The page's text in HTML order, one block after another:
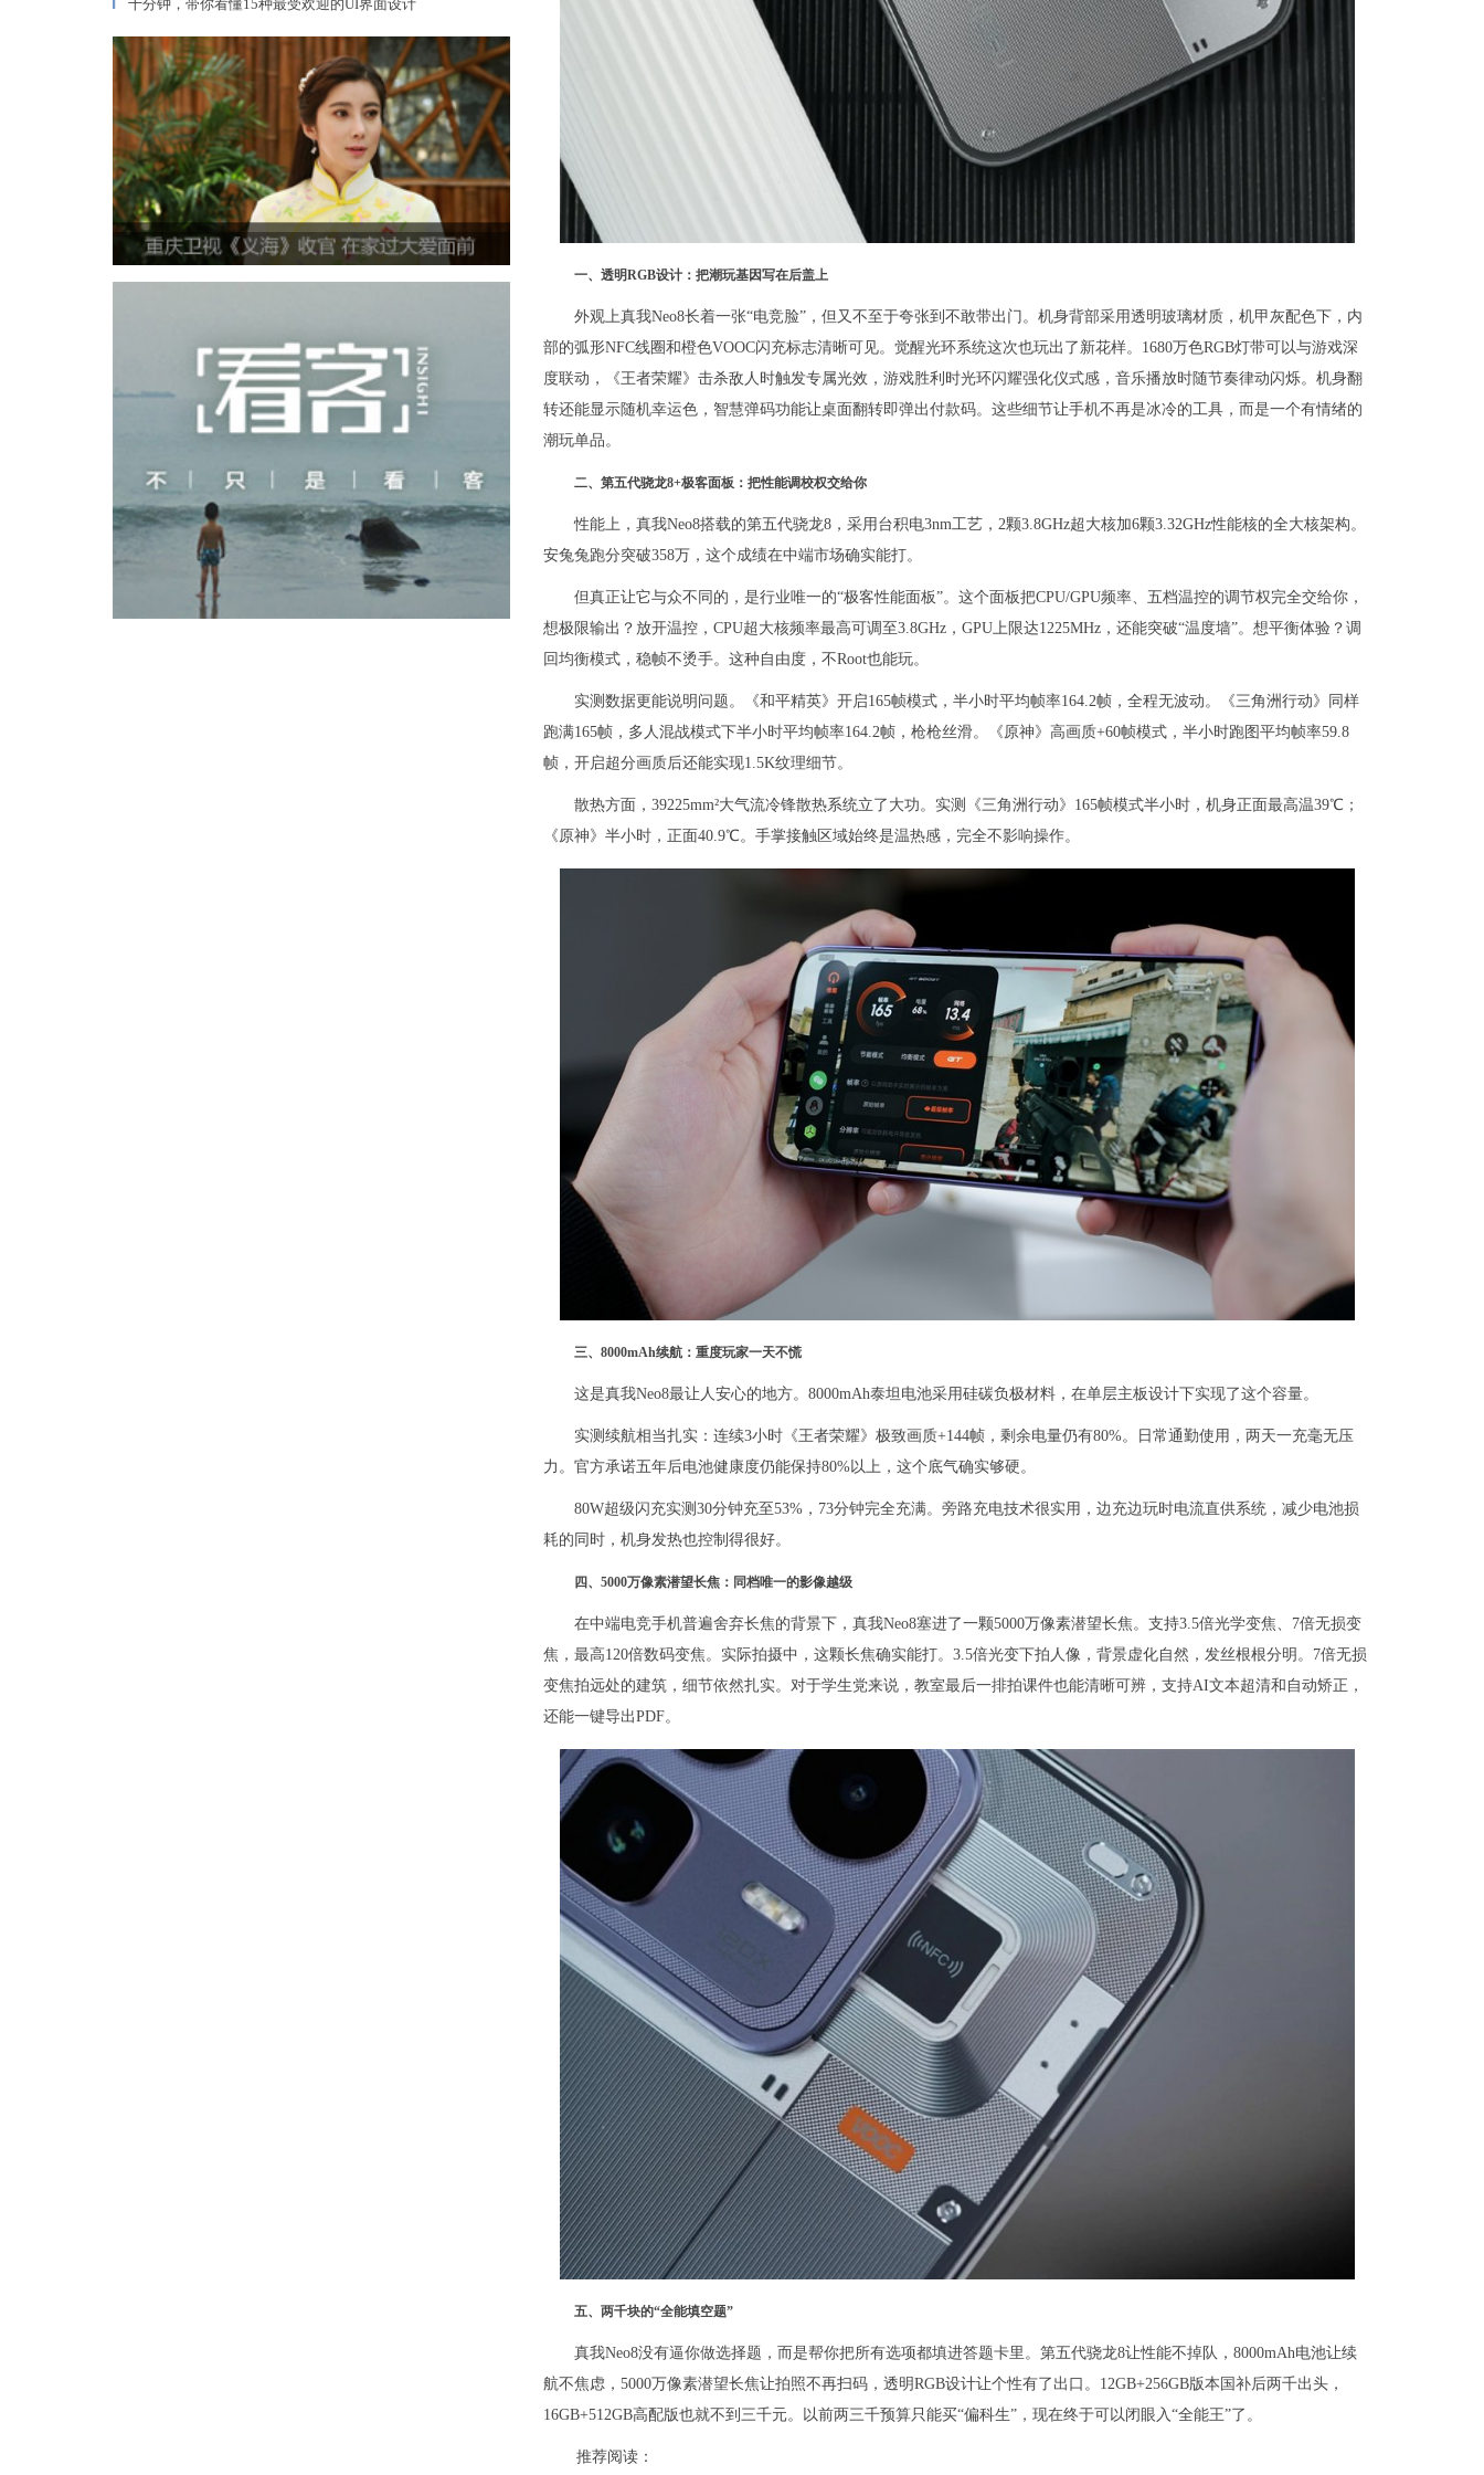
▎ 十分钟，带你看懂15种最受欢迎的UI界面设计
一、透明RGB设计：把潮玩基因写在后盖上
外观上真我Neo8长着一张“电竞脸”，但又不至于夸张到不敢带出门。机身背部采用透明玻璃材质，机甲灰配色下，内
部的弧形NFC线圈和橙色VOOC闪充标志清晰可见。觉醒光环系统这次也玩出了新花样。1680万色RGB灯带可以与游戏深
度联动，《王者荣耀》击杀敌人时触发专属光效，游戏胜利时光环闪耀强化仪式感，音乐播放时随节奏律动闪烁。机身翻
转还能显示随机幸运色，智慧弹码功能让桌面翻转即弹出付款码。这些细节让手机不再是冰冷的工具，而是一个有情绪的
潮玩单品。
二、第五代骁龙8+极客面板：把性能调校权交给你
性能上，真我Neo8搭载的第五代骁龙8，采用台积电3nm工艺，2颗3.8GHz超大核加6颗3.32GHz性能核的全大核架构。
安兔兔跑分突破358万，这个成绩在中端市场确实能打。
但真正让它与众不同的，是行业唯一的“极客性能面板”。这个面板把CPU/GPU频率、五档温控的调节权完全交给你，
想极限输出？放开温控，CPU超大核频率最高可调至3.8GHz，GPU上限达1225MHz，还能突破“温度墙”。想平衡体验？调
回均衡模式，稳帧不烫手。这种自由度，不Root也能玩。
实测数据更能说明问题。《和平精英》开启165帧模式，半小时平均帧率164.2帧，全程无波动。《三角洲行动》同样
跑满165帧，多人混战模式下半小时平均帧率164.2帧，枪枪丝滑。《原神》高画质+60帧模式，半小时跑图平均帧率59.8
帧，开启超分画质后还能实现1.5K纹理细节。
散热方面，39225mm²大气流冷锋散热系统立了大功。实测《三角洲行动》165帧模式半小时，机身正面最高温39℃；
《原神》半小时，正面40.9℃。手掌接触区域始终是温热感，完全不影响操作。
三、8000mAh续航：重度玩家一天不慌
这是真我Neo8最让人安心的地方。8000mAh泰坦电池采用硅碳负极材料，在单层主板设计下实现了这个容量。
实测续航相当扎实：连续3小时《王者荣耀》极致画质+144帧，剩余电量仍有80%。日常通勤使用，两天一充毫无压
力。官方承诺五年后电池健康度仍能保持80%以上，这个底气确实够硬。
80W超级闪充实测30分钟充至53%，73分钟完全充满。旁路充电技术很实用，边充边玩时电流直供系统，减少电池损
耗的同时，机身发热也控制得很好。
四、5000万像素潜望长焦：同档唯一的影像越级
在中端电竞手机普遍舍弃长焦的背景下，真我Neo8塞进了一颗5000万像素潜望长焦。支持3.5倍光学变焦、7倍无损变
焦，最高120倍数码变焦。实际拍摄中，这颗长焦确实能打。3.5倍光变下拍人像，背景虚化自然，发丝根根分明。7倍无损
变焦拍远处的建筑，细节依然扎实。对于学生党来说，教室最后一排拍课件也能清晰可辨，支持AI文本超清和自动矫正，
还能一键导出PDF。
五、两千块的“全能填空题”
真我Neo8没有逼你做选择题，而是帮你把所有选项都填进答题卡里。第五代骁龙8让性能不掉队，8000mAh电池让续
航不焦虑，5000万像素潜望长焦让拍照不再扫码，透明RGB设计让个性有了出口。12GB+256GB版本国补后两千出头，
16GB+512GB高配版也就不到三千元。以前两三千预算只能买“偏科生”，现在终于可以闭眼入“全能王”了。
推荐阅读：